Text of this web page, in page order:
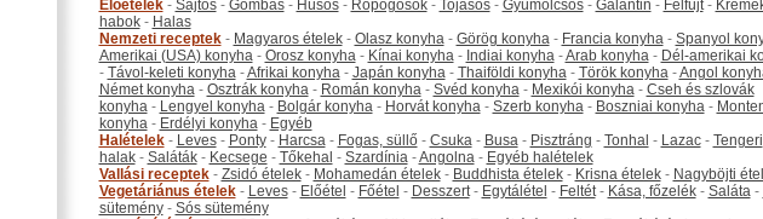
Előételek- Sajtos- Gombás- Húsos- Ropogósok- Tojásos- Gyümölcsös- Galantin - Felfújt-
habok- Halas
Nemzeti receptek- Magyaros ételek- Olasz konyha- Görög konyha- Francia konyha- Spanyol
Amerikai (USA) konyha- Orosz konyha- Kínai konyha- Indiai konyha-Arab konyha- Dél-amerikai
- Távol-keleti konyha-Afrikai konyha- Japán konyha- Thaiföldi konyha- Török konyha-Angol
Német konyha- Osztrák konyha- Román konyha- Svéd konyha- Mexikói konyha- Cseh és szlovák
konyha- Lengyel konyha- Bolgár konyha- Horvát konyha- Szerb konyha- Boszniai konyha-
konyha- Erdélyi konyha- Egyéb
Halételek- Leves- Ponty- Harcsa- Fogas, süllő- Csuka- Busa- Pisztráng - Tonhal - Lazac- Tengeri
halak- Saláták- Kecsege - Tőkehal - Szardínia-Angolna- Egyéb halételek
Vallási receptek- Zsidó ételek- Mohamedán ételek- Buddhista ételek- Krisna ételek- Nagyböjti
Vegetáriánus ételek- Leves- Előétel - Főétel - Desszert- Egytálétel - Feltét- Kása, főzelék- Saláta-
sütemény- Sós sütemény